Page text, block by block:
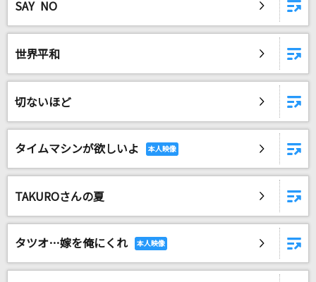
SAY NO
世界平和
切ないほど
タイムマシンが欲しいよ
TAKUROさんの夏
タツオ…嫁を俺にくれ